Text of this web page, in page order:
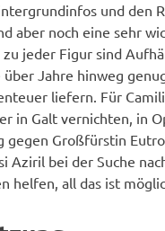
und den
aber noch eine sehr
zu jeder Figur sind
über Jahre hinweg
liefern. Für
in Galt vernichten, in
gegen Großfürstin
Aziril bei der Suche
helfen, all das ist